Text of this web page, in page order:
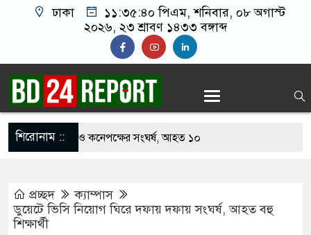
ঢাকা ১১:৩৫:৪১ পিএম, শনিবার, ০৮ অগাস্ট
২০২৬, ২৩ শ্রাবণ ১৪৩৩ বঙ্গাব্দ
শিরোনাম ::
খাবার নিয়ে বর ও কনেপক্ষের সংঘর্ষ, আহত ১০
শঙ্কায় দেশজুড়ে পুলিশের সতর্কতা জারি
আ.লীগের গোপন বৈঠক থেকে গ্রেপ্তার ৬
প্রচ্ছদ
ক্যাম্পাস
ডুয়েটে ভিসি নিয়োগ ঘিরে দফায় দফায় সংঘর্ষ, আহত বহু
শিক্ষার্থী